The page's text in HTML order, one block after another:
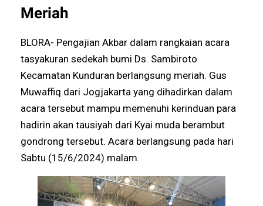
Meriah
BLORA- Pengajian Akbar dalam rangkaian acara
tasyakuran sedekah bumi Ds. Sambiroto
Kecamatan Kunduran berlangsung meriah. Gus
Muwaffiq dari Jogjakarta yang dihadirkan dalam
acara tersebut mampu memenuhi kerinduan para
hadirin akan tausiyah dari Kyai muda berambut
gondrong tersebut. Acara berlangsung pada hari
Sabtu (15/6/2024) malam.